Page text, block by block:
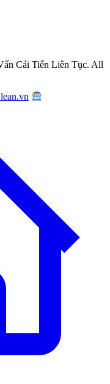
Cải Tiến Liên Tục. All
lean.vn